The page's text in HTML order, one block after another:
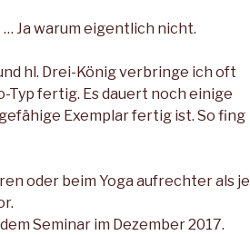
Ja warum eigentlich nicht.
hl. Drei-König verbringe ich oft
Typ fertig. Es dauert noch einige
Exemplar fertig ist. So fing
oder beim Yoga aufrechter als je
Seminar im Dezember 2017.